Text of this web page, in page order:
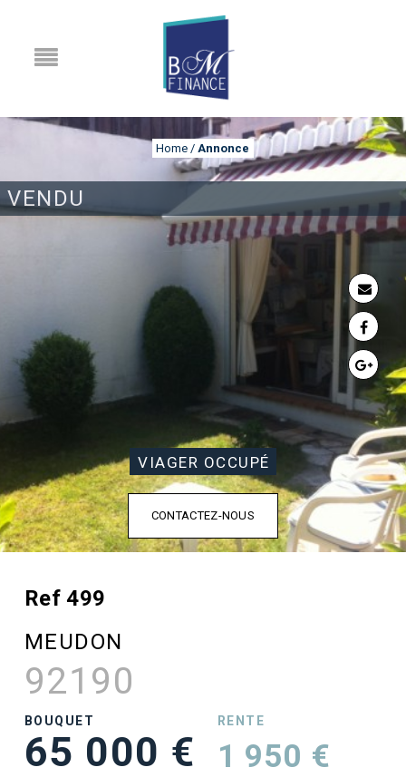
VENDU
Home / Annonce
ANNONCE
VIAGER OCCUPÉ
CONTACTEZ-NOUS
Ref 499
MEUDON
92190
BOUQUET
65 000 €
RENTE
1 950 €